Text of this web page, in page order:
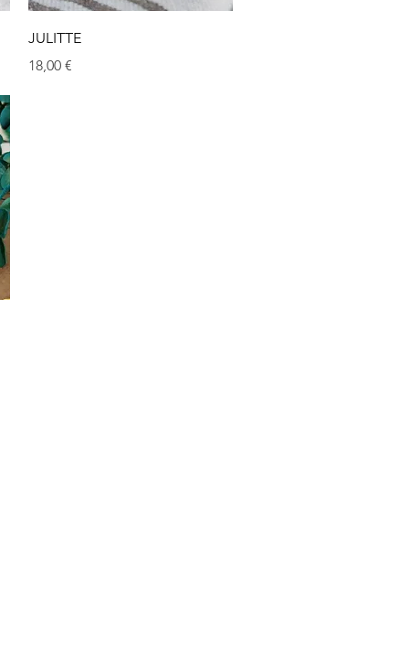
JULITTE
Prix
18,00 €